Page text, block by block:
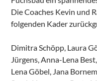
Die Coaches Kevin und
folgenden Kader
Dimitra Schöpp, Laura
Jürgens, Anna-Lena
Lena Göbel, Jana